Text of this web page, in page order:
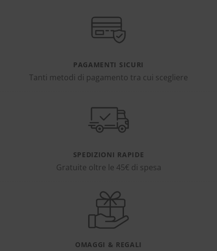
PAGAMENTI SICURI
Tanti metodi di pagamento tra cui scegliere
SPEDIZIONI RAPIDE
Gratuite oltre le 45€ di spesa
OMAGGI & REGALI